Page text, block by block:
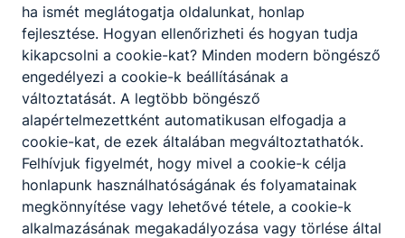
Gépészet
Tovább
ha ismét meglátogatja oldalunkat, honlap
fejlesztése. Hogyan ellenőrizheti és hogyan tudja
kikapcsolni a cookie-kat? Minden modern böngésző
engedélyezi a cookie-k beállításának a
változtatását. A legtöbb böngésző
alapértelmezettként automatikusan elfogadja a
cookie-kat, de ezek általában megváltoztathatók.
Felhívjuk figyelmét, hogy mivel a cookie-k célja
honlapunk használhatóságának és folyamatainak
megkönnyítése vagy lehetővé tétele, a cookie-k
alkalmazásának megakadályozása vagy törlése által